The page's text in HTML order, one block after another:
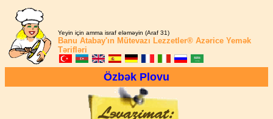
Yeyin için amma israf eləməyin (Araf 31)
Banu Atabay'ın Mütevazı Lezzetler® Azərice Yemək
Tərifləri
Özbək Plovu